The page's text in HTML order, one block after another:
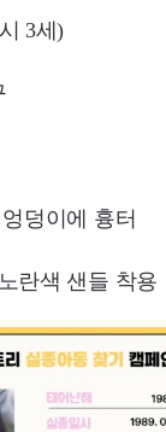
3세)
덩이에 흉터
란색 샌들 착용